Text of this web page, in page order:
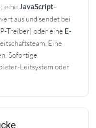
eine JavaScript-
aus und sendet bei
Treiber) oder eine E-
Eine
Sofortige
Leitsystem oder